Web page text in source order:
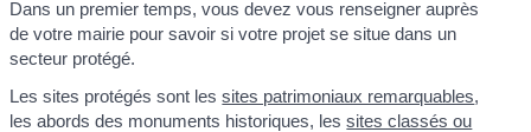
Dans un premier temps, vous devez vous renseigner auprès
de votre mairie pour savoir si votre projet se situe dans un
secteur protégé.
Les sites protégés sont lessites patrimoniaux remarquables,
les abords des monuments historiques, lessites classés ou